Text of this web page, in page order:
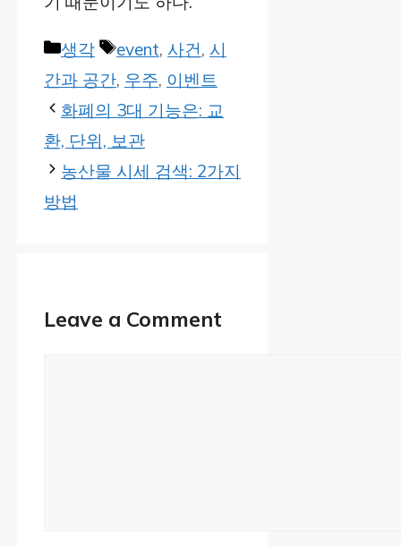
Categories
생각 Tags
event, 사건, 시
간과 공간, 우주, 이벤트
화폐의 3대 기능은: 교
환, 단위, 보관
농산물 시세 검색: 2가지
방법
Leave a Comment